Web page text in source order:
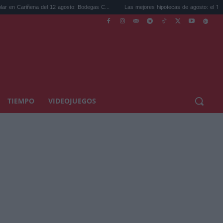
agosto: Bodegas C... Las mejores hipotecas de agosto: el TAE más compet...
TIEMPO VIDEOJUEGOS